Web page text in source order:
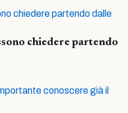
chiedere partendo